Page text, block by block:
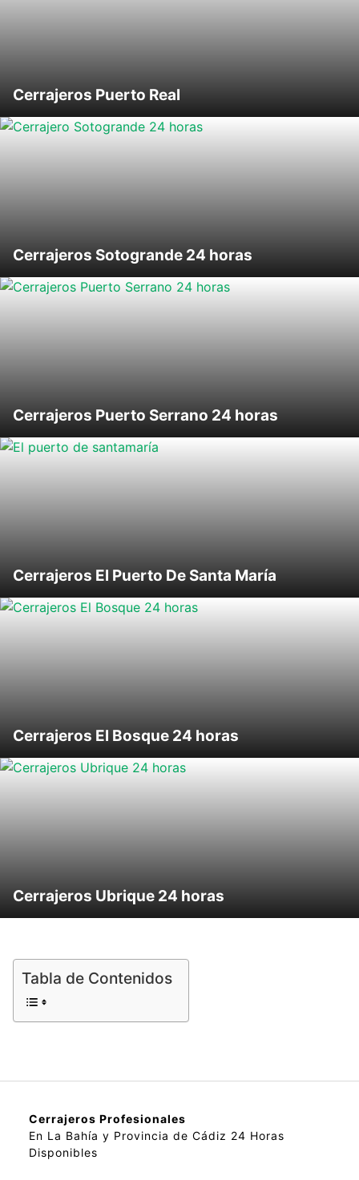
Cerrajeros Puerto Real
Cerrajeros Sotogrande 24 horas
Cerrajeros Puerto Serrano 24 horas
Cerrajeros El Puerto De Santa María
Cerrajeros El Bosque 24 horas
Cerrajeros Ubrique 24 horas
Tabla de Contenidos
Cerrajeros Profesionales
En La Bahía y Provincia de Cádiz 24 Horas
Disponibles